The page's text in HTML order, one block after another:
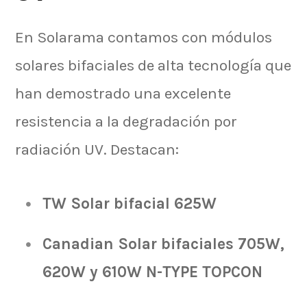
En Solarama contamos con módulos
solares bifaciales de alta tecnología que
han demostrado una excelente
resistencia a la degradación por
radiación UV. Destacan:
TW Solar bifacial 625W
Canadian Solar bifaciales 705W,
620W y 610W N-TYPE TOPCON